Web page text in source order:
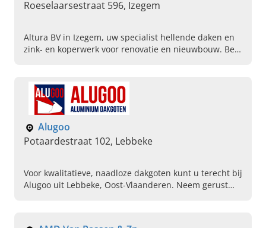
Roeselaarsestraat 596, Izegem
Altura BV in Izegem, uw specialist hellende daken en
zink- en koperwerk voor renovatie en nieuwbouw. Bel
Alugoo
Potaardestraat 102, Lebbeke
Voor kwalitatieve, naadloze dakgoten kunt u terecht bij
Alugoo uit Lebbeke, Oost-Vlaanderen. Neem gerust